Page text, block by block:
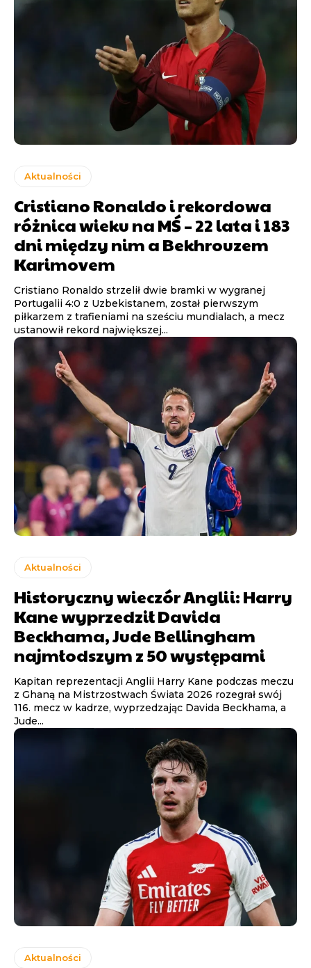
Aktualności
Cristiano Ronaldo i rekordowa
różnica wieku na MŚ – 22 lata i 183
dni między nim a Bekhrouzem
Karimovem
Cristiano Ronaldo strzelił dwie bramki w wygranej
Portugalii 4:0 z Uzbekistanem, został pierwszym
piłkarzem z trafieniami na sześciu mundialach, a mecz
ustanowił rekord największej...
Aktualności
Historyczny wieczór Anglii: Harry
Kane wyprzedził Davida
Beckhama, Jude Bellingham
najmłodszym z 50 występami
Kapitan reprezentacji Anglii Harry Kane podczas meczu
z Ghaną na Mistrzostwach Świata 2026 rozegrał swój
116. mecz w kadrze, wyprzedzając Davida Beckhama, a
Jude...
Aktualności